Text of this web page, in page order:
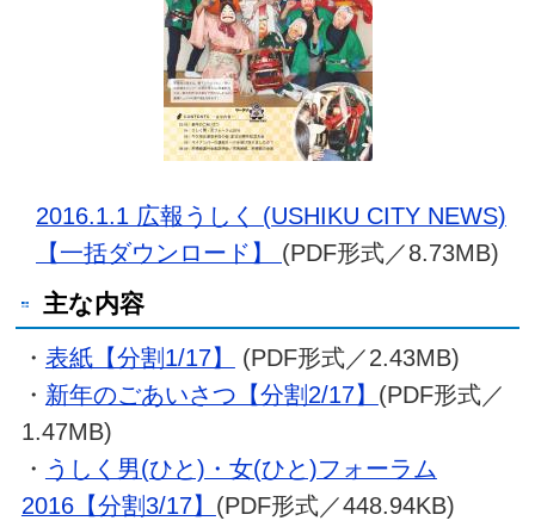
2016.1.1 広報うしく (USHIKU CITY NEWS)
【一括ダウンロード】 (PDF形式／8.73MB)
主な内容
・ 表紙【分割1/17】
(PDF形式／2.43MB)
・ 新年のごあいさつ【分割2/17】 (PDF形式／
1.47MB)
・ うしく男(ひと)・女(ひと)フォーラム
2016【分割3/17】 (PDF形式／448.94KB)